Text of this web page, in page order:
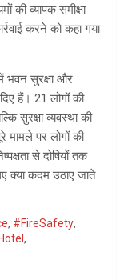
की व्यापक समीक्षा
करने को कहा गया
भवन सुरक्षा और
हैं। 21 लोगों की
सुरक्षा व्यवस्था की
मामले पर लोगों की
से दोषियों तक
क्या कदम उठाए जाते
, #FireSafety,
,